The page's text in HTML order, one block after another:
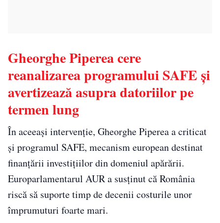
Gheorghe Piperea cere
reanalizarea programului SAFE și
avertizează asupra datoriilor pe
termen lung
În aceeași intervenție, Gheorghe Piperea a criticat
și programul SAFE, mecanism european destinat
finanțării investițiilor din domeniul apărării.
Europarlamentarul AUR a susținut că România
riscă să suporte timp de decenii costurile unor
împrumuturi foarte mari.